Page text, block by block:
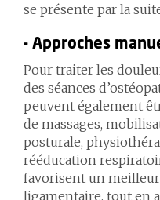
se présente par la
- Approches
Pour traiter les
des séances
peuvent également
de massages,
posturale,
rééducation
favorisent un
ligamentaire, tout en